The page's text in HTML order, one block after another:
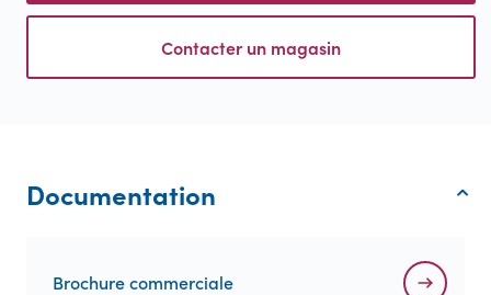
Contacter un magasin
Documentation
Brochure commerciale